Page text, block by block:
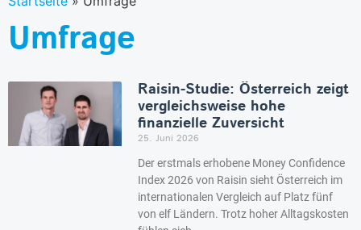
Umfrage
Raisin-Studie: Österreich zeigt
vergleichsweise hohe
finanzielle Zuversicht
25. Juni 2026
Der erstmals erhobene Money Confidence
Index 2026 von Raisin sieht Österreich im
internationalen Vergleich auf Platz fünf
von elf Ländern. Trotz hoher Alltagskosten